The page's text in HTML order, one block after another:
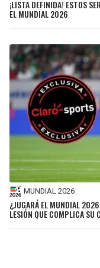
¡LISTA DEFINIDA! ESTOS
EL MUNDIAL 2026
MUNDIAL 2026
¿JUGARÁ EL MUNDIAL
LESIÓN QUE COMPLICA SU